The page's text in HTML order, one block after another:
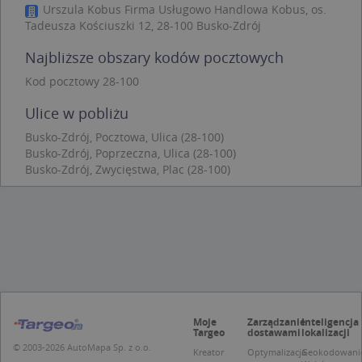
Urszula Kobus Firma Usługowo Handlowa Kobus, os.
Tadeusza Kościuszki 12, 28-100 Busko-Zdrój
Najbliższe obszary kodów pocztowych
Kod pocztowy 28-100
Ulice w pobliżu
Busko-Zdrój, Pocztowa, Ulica (28-100)
Busko-Zdrój, Poprzeczna, Ulica (28-100)
Busko-Zdrój, Zwycięstwa, Plac (28-100)
© 2003-2026 AutoMapa Sp. z o.o.
Moje
Targeo
Kreator
Zarządzanie
dostawami
Optymalizacja
Inteligencja
lokalizacji
Niezbędne Wydajność
Targetowanie
Funkcjonalność
Niesklasyfikowane
Niezbędne pliki cookie umożliwiają korzystanie z
podstawowych funkcji strony internetowej, takich
jak logowanie użytkownika i zarządzanie kontem.
prawidłowo korzystać ze strony internetowej.
Nazwa
Provider/
Domena
APPSESSID .targeo.pl
to